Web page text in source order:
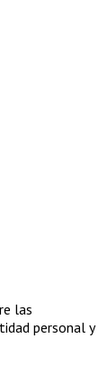
las
personal y